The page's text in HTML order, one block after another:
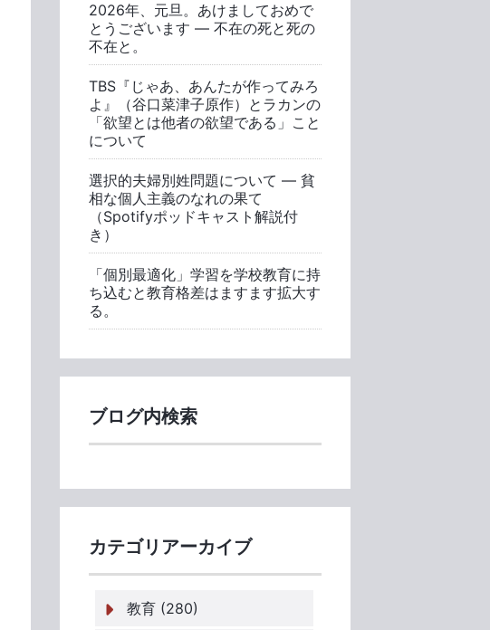
2026年、元旦。あけましておめで
とうございます ― 不在の死と死の
不在と。
TBS『じゃあ、あんたが作ってみろ
よ』（谷口菜津子原作）とラカンの
「欲望とは他者の欲望である」こと
について
選択的夫婦別姓問題について ― 貧
相な個人主義のなれの果て
（Spotifyポッドキャスト解説付
き）
「個別最適化」学習を学校教育に持
ち込むと教育格差はますます拡大す
る。
ブログ内検索
カテゴリアーカイブ
教育 (280)